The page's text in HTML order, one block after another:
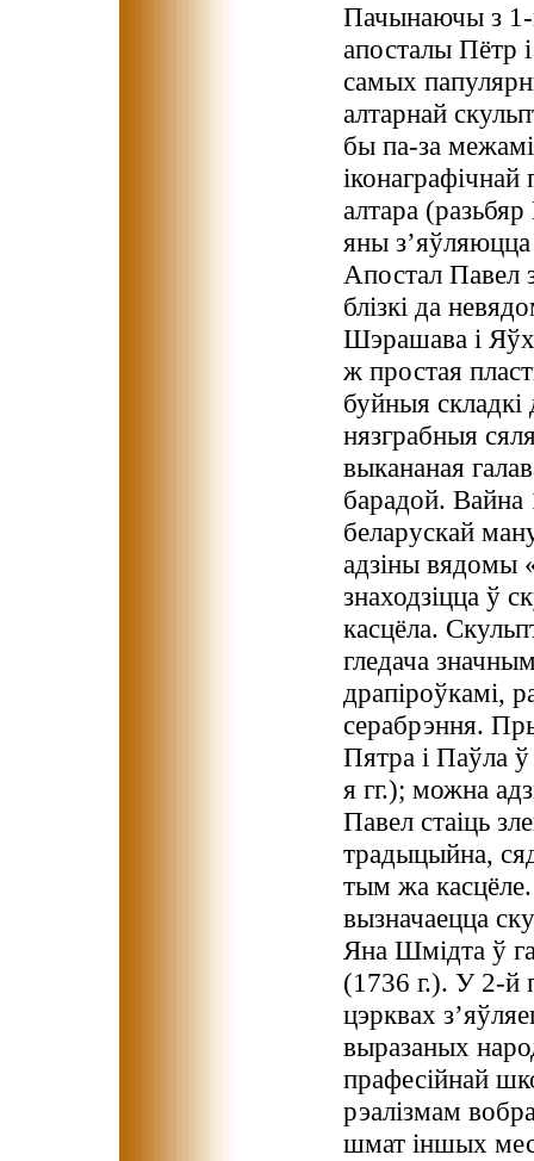
Пачынаючы з
апосталы Пётр
самых
алтарнай
бы па-за
алтара
яны
Апостал Павел
блізкі да
Шэрашава і
ж простая
буйныя складкі
нязграбныя
выкананая
барадой. Вайна
беларускай
адзіны вядомы
знаходзіцца ў
касцёла.
гледача
драпіроўкамі,
серабрэння.
Пятра і Паўла
я гг.); можна
Павел стаіць
традыцыйна,
тым жа
вызначаецца
Яна Шмідта ў
(1736 г.). У 2-й
цэрквах
выразаных
прафесійнай
рэалізмам
шмат іншых